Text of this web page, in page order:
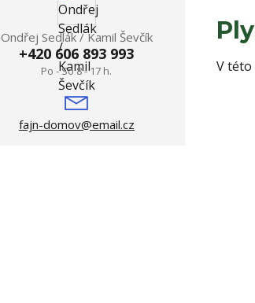
V této
Ondřej Sedlák / Kamil Ševčík
+420 606 893 993
Po - So 8 - 17 h.
fajn-domov@email.cz